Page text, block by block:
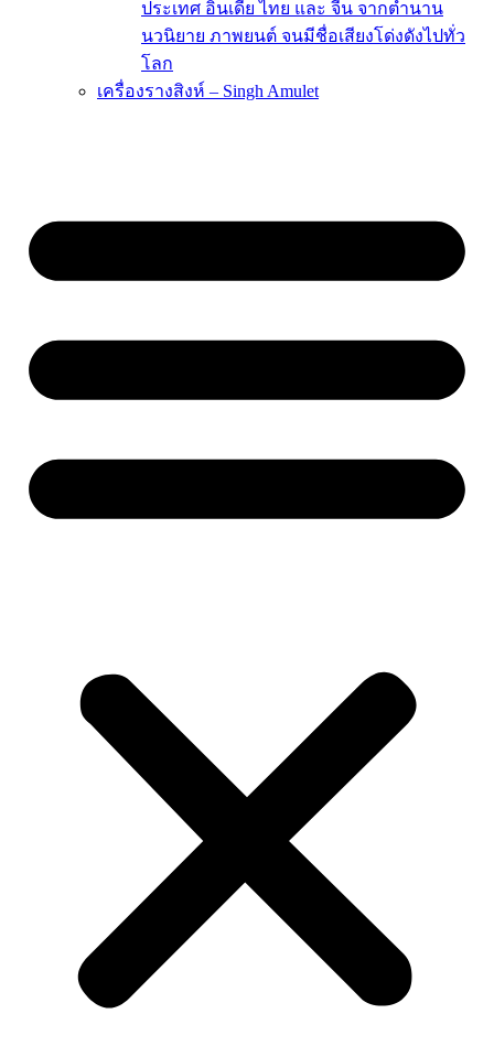
ประเทศ อินเดีย ไทย และ จีน จากตำนาน
นวนิยาย ภาพยนต์ จนมีชื่อเสียงโด่งดังไปทั่ว
โลก
เครื่องรางสิงห์ – Singh Amulet